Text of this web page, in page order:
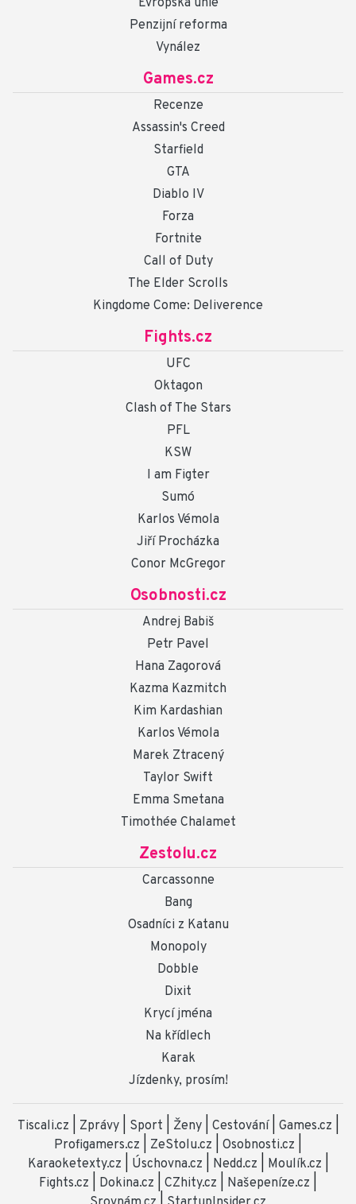
Evropská unie
Penzijní reforma
Vynález
Games.cz
Recenze
Assassin's Creed
Starfield
GTA
Diablo IV
Forza
Fortnite
Call of Duty
The Elder Scrolls
Kingdome Come: Deliverence
Fights.cz
UFC
Oktagon
Clash of The Stars
PFL
KSW
I am Figter
Sumó
Karlos Vémola
Jiří Procházka
Conor McGregor
Osobnosti.cz
Andrej Babiš
Petr Pavel
Hana Zagorová
Kazma Kazmitch
Kim Kardashian
Karlos Vémola
Marek Ztracený
Taylor Swift
Emma Smetana
Timothée Chalamet
Zestolu.cz
Carcassonne
Bang
Osadníci z Katanu
Monopoly
Dobble
Dixit
Krycí jména
Na křídlech
Karak
Jízdenky, prosím!
Tiscali.cz Zprávy| Sport Ženy| Cestování| Games.cz
Profigamers.cz
ZeStolu.cz Osobnosti.cz
Karaoketexty.cz
Úschovna.cz Nedd.cz Moulík.cz
Fights.cz
Dokina.cz CZhity.cz Našepeníze.cz